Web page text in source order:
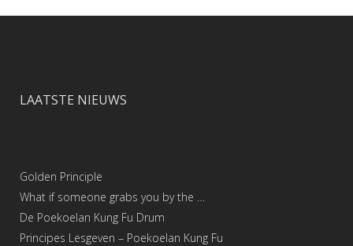
LAATSTE NIEUWS
Golden Principle
What if someone grabs you by the …
De Poekoelan Kung Fu Drum
Principes Lesgeven – Poekoelan Kung Fu